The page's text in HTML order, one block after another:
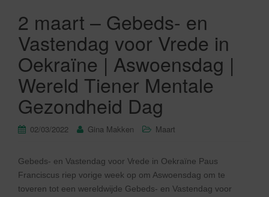
2 maart – Gebeds- en
Vastendag voor Vrede in
Oekraïne | Aswoensdag |
Wereld Tiener Mentale
Gezondheid Dag
02/03/2022 Gina Makken Maart
Gebeds- en Vastendag voor Vrede in Oekraïne Paus
Franciscus riep vorige week op om Aswoensdag om te
toveren tot een wereldwijde Gebeds- en Vastendag voor